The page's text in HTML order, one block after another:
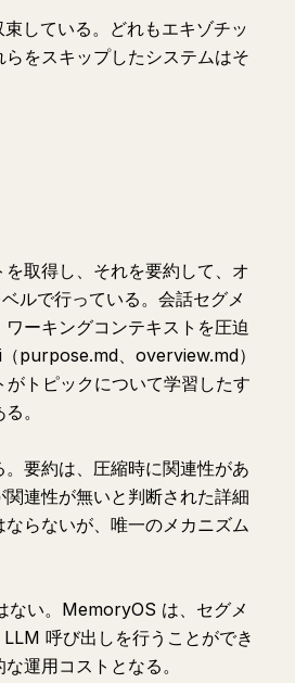
している。どれもエキゾチッ
をスキップしたシステムはそ
取得し、それを要約して、オ
ルで行っている。会話セグメ
ーキングコンテキストを圧迫
purpose.md、overview.md）
トピックについて学習したす
。
要約は、圧縮時に関連性があ
連性が無いと判断された詳細
らないが、唯一のメカニズム
ない。MemoryOS は、セグメ
呼び出しを行うことができ
運用コストとなる。